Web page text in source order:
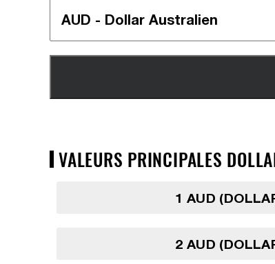
VALEURS PRINCIPALES
1 AUD
2 AUD